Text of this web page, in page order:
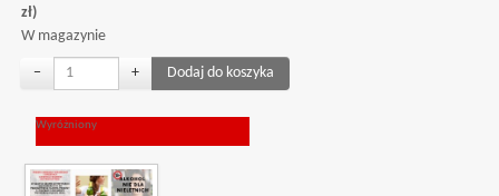
zł)
W magazynie
− +
Wyróżniony